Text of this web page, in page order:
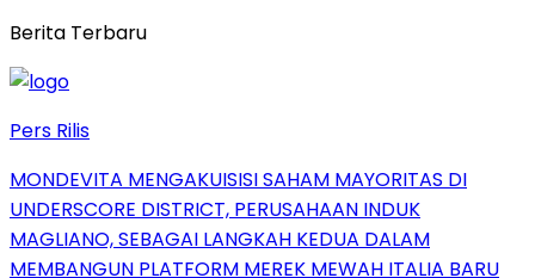
Berita Terbaru
Pers Rilis
MONDEVITA MENGAKUISISI SAHAM MAYORITAS DI
UNDERSCORE DISTRICT, PERUSAHAAN INDUK
MAGLIANO, SEBAGAI LANGKAH KEDUA DALAM
MEMBANGUN PLATFORM MEREK MEWAH ITALIA BARU